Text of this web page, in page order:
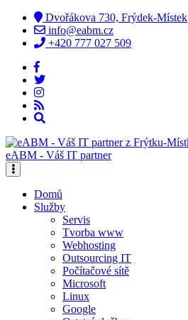
Dvořákova 730, Frýdek-Místek
info@eabm.cz
+420 777 027 509
eABM - Váš IT partner
Domů
Služby
Servis
Tvorba www
Webhosting
Outsourcing IT
Počítačové sítě
Microsoft
Linux
Google